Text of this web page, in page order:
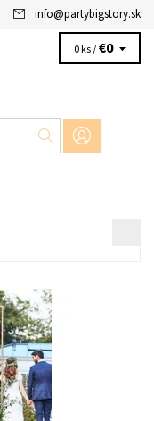
info@partybigstory.sk
0 ks /€0
z bieleho